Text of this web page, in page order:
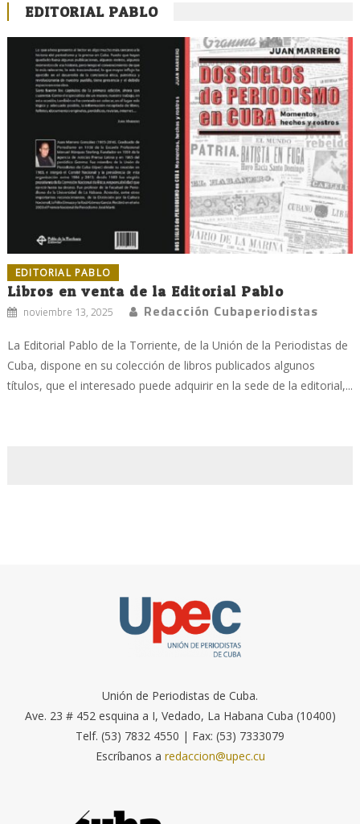
EDITORIAL PABLO
EDITORIAL PABLO
Libros en venta de la Editorial Pablo
noviembre 13, 2025 Redacción Cubaperiodistas
La Editorial Pablo de la Torriente, de la Unión de la Periodistas de
Cuba, dispone en su colección de libros publicados algunos
títulos, que el interesado puede adquirir en la sede de la editorial,...
Unión de Periodistas de Cuba.
Ave. 23 # 452 esquina a I, Vedado, La Habana Cuba (10400)
Telf. (53) 7832 4550 | Fax: (53) 7333079
Escríbanos a redaccion@upec.cu